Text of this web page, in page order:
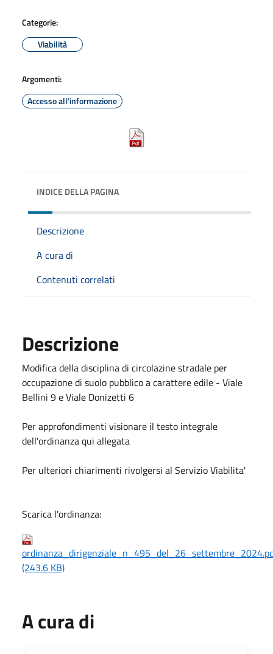
Categorie:
Viabilità
Argomenti:
Accesso all'informazione
INDICE DELLA PAGINA
Descrizione
A cura di
Contenuti correlati
Descrizione
Modifica della disciplina di circolazine stradale per
occupazione di suolo pubblico a carattere edile - Viale
Bellini 9 e Viale Donizetti 6
Per approfondimenti visionare il testo integrale
dell'ordinanza qui allegata
Per ulteriori chiarimenti rivolgersi al Servizio Viabilita'
Scarica l'ordinanza:
(243.6 KB)
A cura di